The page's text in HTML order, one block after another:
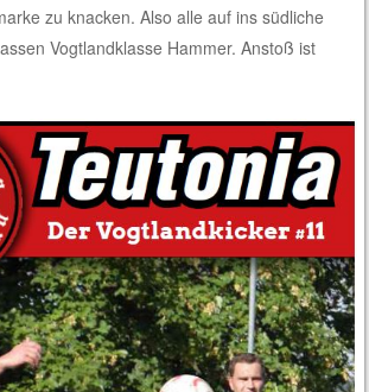
zu knacken. Also alle auf ins südliche
Vogtlandklasse Hammer. Anstoß ist